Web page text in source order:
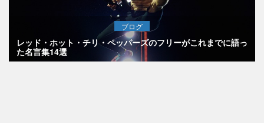
ブログ
レッド・ホット・チリ・ペッパーズのフリーがこれまでに語っ
た名言集14選